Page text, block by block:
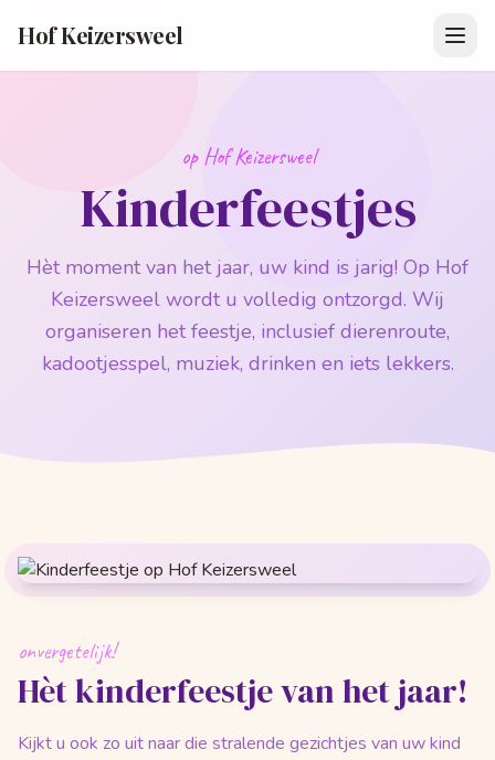
Hof Keizersweel
op Hof Keizersweel
Kinderfeestjes
Hèt moment van het jaar, uw kind is jarig! Op Hof
Keizersweel wordt u volledig ontzorgd. Wij
organiseren het feestje, inclusief dierenroute,
kadootjesspel, muziek, drinken en iets lekkers.
onvergetelijk!
Hèt kinderfeestje van het jaar!
Kijkt u ook zo uit naar die stralende gezichtjes van uw kind